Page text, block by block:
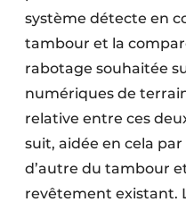
système détecte en
tambour et la
rabotage souhaitée
numériques de terrain
relative entre ces
suit, aidée en cela
d’autre du tambour
revêtement existant.